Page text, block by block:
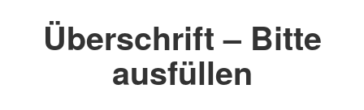
Überschrift – Bitte
ausfüllen